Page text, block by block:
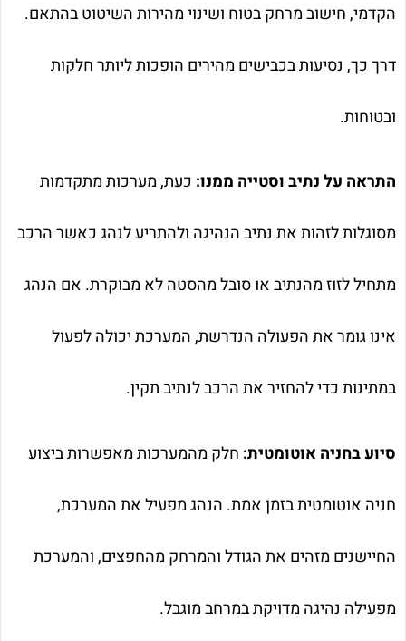
הקדמי, חישוב מרחק בטוח ושינוי מהירות השיטוט בהתאם.
דרך כך, נסיעות בכבישים מהירים הופכות ליותר חלקות
ובטוחות.
התראה על נתיב וסטייה ממנו: כעת, מערכות מתקדמות
מסוגלות לזהות את נתיב הנהיגה ולהתריע לנהג כאשר הרכב
מתחיל לזוז מהנתיב או סובל מהסטה לא מבוקרת. אם הנהג
אינו גומר את הפעולה הנדרשת, המערכת יכולה לפעול
במתינות כדי להחזיר את הרכב לנתיב תקין.
סיוע בחניה אוטומטית: חלק מהמערכות מאפשרות ביצוע
חניה אוטומטית בזמן אמת. הנהג מפעיל את המערכת,
החיישנים מזהים את הגודל והמרחק מהחפצים, והמערכת
מפעילה נהיגה מדויקת במרחב מוגבל.